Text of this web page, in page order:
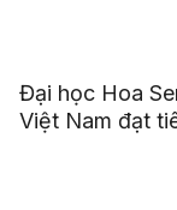
Đại học Hoa
Việt Nam đạt